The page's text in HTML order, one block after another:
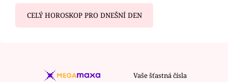
CELÝ HOROSKOP PRO DNEŠNÍ DEN
Vaše šťastná čísla